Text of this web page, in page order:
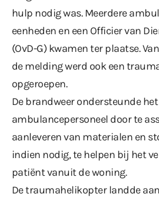
hulp nodig was. Meerdere
eenheden en een Officier van
(OvD-G) kwamen ter plaatse.
de melding werd ook een
opgeroepen.
De brandweer ondersteunde het
ambulancepersoneel door te
aanleveren van materialen en
indien nodig, te helpen bij het
patiënt vanuit de woning.
De traumahelikopter landde